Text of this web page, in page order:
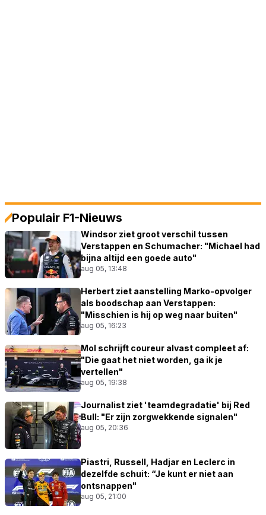
Populair F1-Nieuws
Windsor ziet groot verschil tussen
Verstappen en Schumacher: "Michael had
bijna altijd een goede auto"
aug 05, 13:48
Herbert ziet aanstelling Marko-opvolger
als boodschap aan Verstappen:
"Misschien is hij op weg naar buiten"
aug 05, 16:23
Mol schrijft coureur alvast compleet af:
"Die gaat het niet worden, ga ik je
vertellen"
aug 05, 19:38
Journalist ziet 'teamdegradatie' bij Red
Bull: "Er zijn zorgwekkende signalen"
aug 05, 20:36
Piastri, Russell, Hadjar en Leclerc in
dezelfde schuit: “Je kunt er niet aan
ontsnappen"
aug 05, 21:00